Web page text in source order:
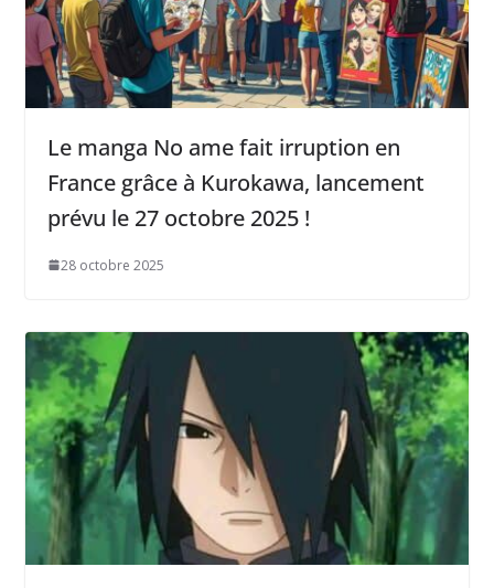
Le manga No ame fait irruption en
France grâce à Kurokawa, lancement
prévu le 27 octobre 2025 !
28 octobre 2025